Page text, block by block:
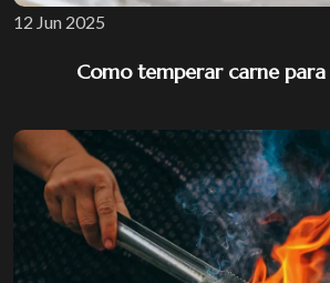
12 Jun 2025
Como temperar carne